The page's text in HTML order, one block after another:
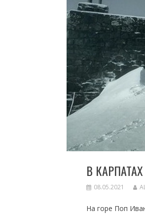
В
08.05.2021
На горе Поп